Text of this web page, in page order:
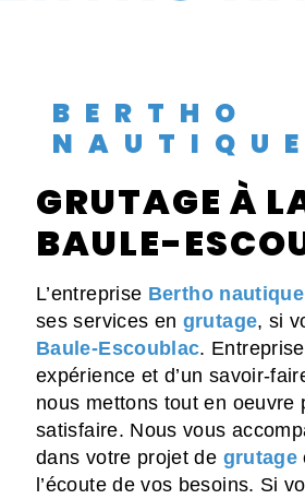
BERTHO
NAUTIQUE
GRUTAGE À LA
BAULE-
L’entreprise Bertho nautique
ses services en grutage, si
Baule-Escoublac.
expérience et d’un savoir-
nous mettons tout en oeuvre
satisfaire. Nous vous
dans votre projet de grutage
l’écoute de vos besoins. Si